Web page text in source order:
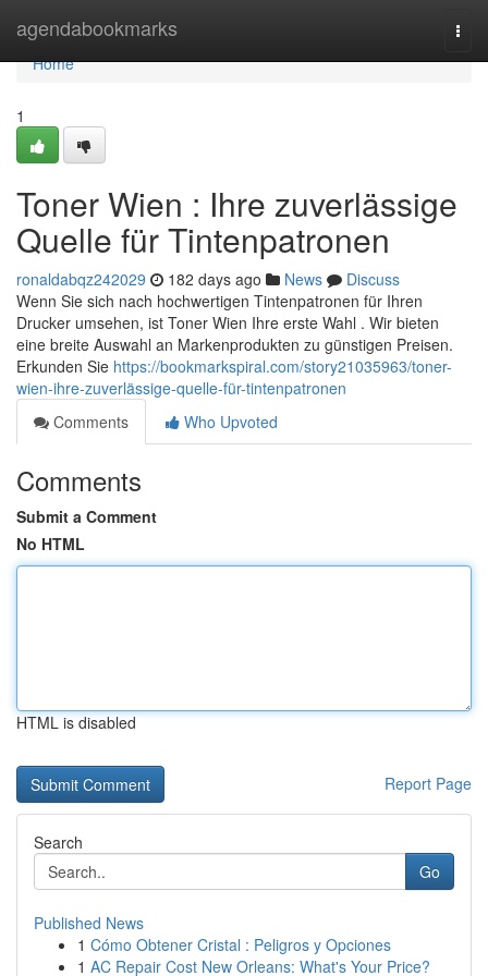
agendabookmarks
Home
Home
1
Toner Wien : Ihre zuverlässige
Quelle für Tintenpatronen
ronaldabqz242029 182 days ago News
Discuss
Wenn Sie sich nach hochwertigen Tintenpatronen für Ihren
Drucker umsehen, ist Toner Wien Ihre erste Wahl . Wir bieten
eine breite Auswahl an Markenprodukten zu günstigen Preisen.
Erkunden Sie https://bookmarkspiral.com/story21035963/toner-
wien-ihre-zuverlässige-quelle-für-tintenpatronen
Comments
Who Upvoted
Comments
Submit a Comment
No HTML
HTML is disabled
Report Page
Search
Go
Published News
1 Cómo Obtener Cristal : Peligros y Opciones
1 AC Repair Cost New Orleans: What's Your Price?